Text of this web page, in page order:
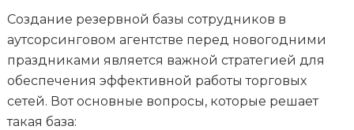
Создание резервной базы сотрудников в
аутсорсинговом агентстве перед новогодними
праздниками является важной стратегией для
обеспечения эффективной работы торговых
сетей. Вот основные вопросы, которые решает
такая база: